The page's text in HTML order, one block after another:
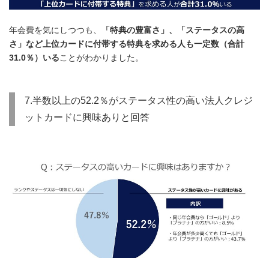
年会費を気にしつつも、
「特典の豊富さ」、「ステータスの高
さ」など上位カードに付帯する特典を求める人も一定数（合計
31.0％）いる ことがわかりました。
7.半数以上の52.2％がステータス性の高い法人クレジ
ットカードに興味ありと回答